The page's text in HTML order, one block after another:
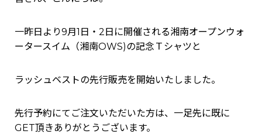
一昨日より9月1日・2日に開催される湘南オープンウォ
ータースイム（湘南OWS)の記念Ｔシャツと
ラッシュベストの先行販売を開始いたしました。
先行予約にてご注文いただいた方は、一足先に既に
GET頂きありがとうございます。